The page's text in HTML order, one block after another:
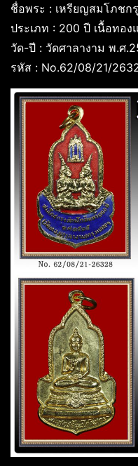
ชื่อพระ : เหรียญสมโภชก
ประเภท : 200 ปี เนื้อทอง
วัด-ปี : วัดศาลางาม พ.ศ
รหัส : No.62/08/21/